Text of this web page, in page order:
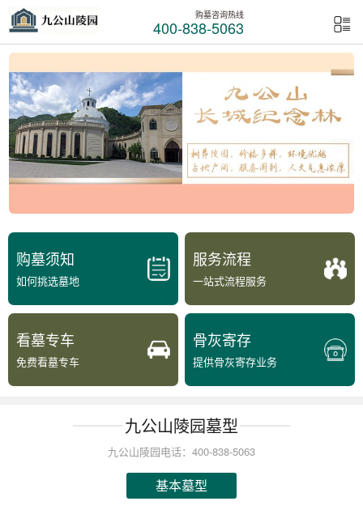
购墓咨询热线
400-838-5063
购墓须知
如何挑选墓地
服务流程
一站式流程服务
看墓专车
免费看墓专车
骨灰寄存
提供骨灰寄存业务
九公山陵园墓型
九公山陵园电话：400-838-5063
基本墓型